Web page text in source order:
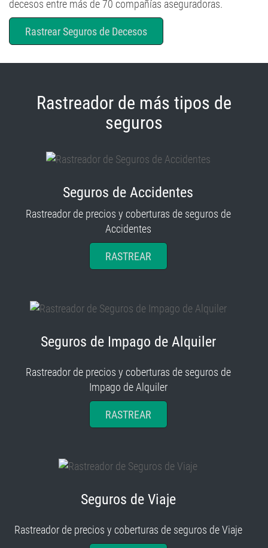
decesos entre más de 70 compañías aseguradoras.
Rastrear Seguros de Decesos
Rastreador de más tipos de
seguros
Seguros de Accidentes
Rastreador de precios y coberturas de seguros de
Accidentes
RASTREAR
Seguros de Impago de Alquiler
Rastreador de precios y coberturas de seguros de
Impago de Alquiler
RASTREAR
Seguros de Viaje
Rastreador de precios y coberturas de seguros de Viaje